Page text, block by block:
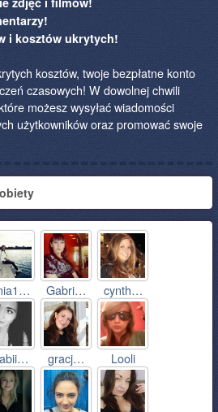
i kosztów ukrytych!
kosztów, twoje bezpłatne konto
czasowych! W dowolnej chwili
możesz wysyłać wiadomości
użytkowników oraz promować swoje
Gabri… cynth…
gracj… Looli